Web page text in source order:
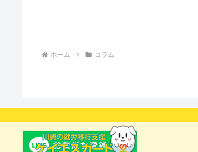
ホーム コラム